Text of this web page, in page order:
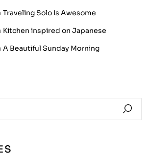
Traveling Solo Is Awesome
Kitchen inspired on Japanese
A Beautiful Sunday Morning